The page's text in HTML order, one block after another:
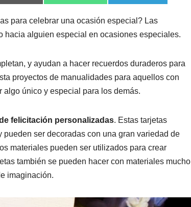
para celebrar una ocasión especial? Las
hacia alguien especial en ocasiones especiales.
y ayudan a hacer recuerdos duraderos para
proyectos de manualidades para aquellos con
único y especial para los demás.
felicitación personalizadas. Estas tarjetas
ser decoradas con una gran variedad de
materiales pueden ser utilizados para crear
también se pueden hacer con materiales mucho
imaginación.